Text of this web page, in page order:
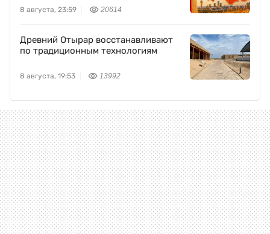
8 августа, 23:59 20614
Древний Отырар восстанавливают
по традиционным технологиям
8 августа, 19:53 13992